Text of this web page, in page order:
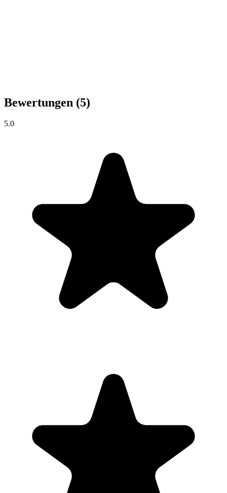
Bewertungen (5)
5.0